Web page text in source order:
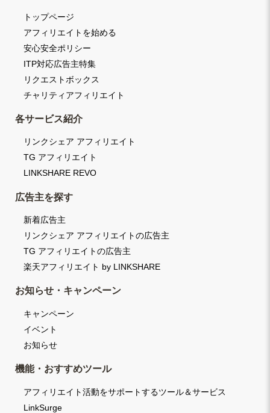
トップページ
アフィリエイトを始める
安心安全ポリシー
ITP対応広告主特集
リクエストボックス
チャリティアフィリエイト
各サービス紹介
リンクシェア アフィリエイト
TG アフィリエイト
LINKSHARE REVO
広告主を探す
新着広告主
リンクシェア アフィリエイトの広告主
TG アフィリエイトの広告主
楽天アフィリエイト by LINKSHARE
お知らせ・キャンペーン
キャンペーン
イベント
お知らせ
機能・おすすめツール
アフィリエイト活動をサポートするツール＆サービス
LinkSurge